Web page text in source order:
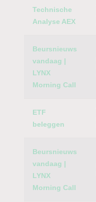
Technische
Analyse AEX
Beursnieuws
vandaag |
LYNX
Morning Call
ETF
beleggen
Beursnieuws
vandaag |
LYNX
Morning Call